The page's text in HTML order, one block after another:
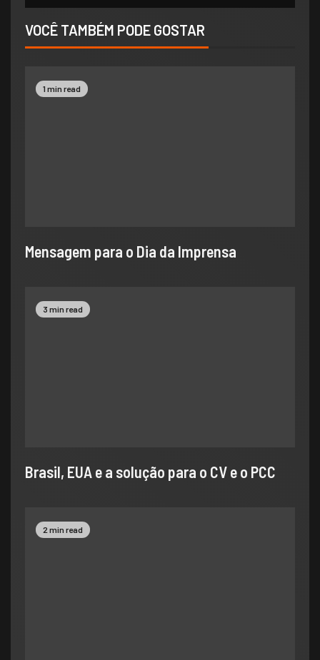
VOCÊ TAMBÉM PODE GOSTAR
1 min read
​Mensagem para o Dia da Imprensa
3 min read
Brasil, EUA e a solução para o CV e o PCC
2 min read